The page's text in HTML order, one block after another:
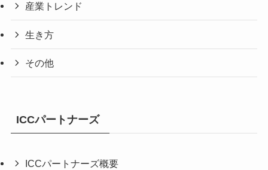
産業トレンド
生き方
その他
ICCパートナーズ
ICCパートナーズ概要